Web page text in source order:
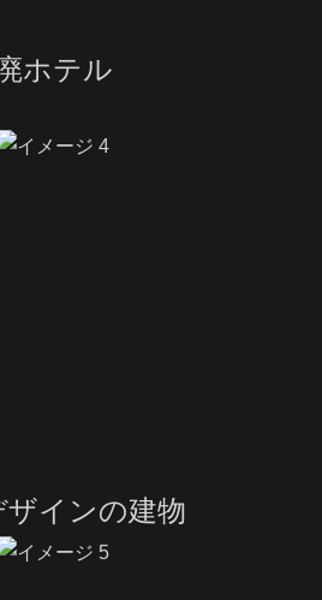
ホテル
ザインの建物